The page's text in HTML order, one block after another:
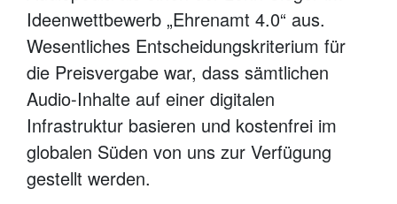
Ideenwettbewerb „Ehrenamt 4.0“ aus.
Wesentliches Entscheidungskriterium für
die Preisvergabe war, dass sämtlichen
Audio-Inhalte auf einer digitalen
Infrastruktur basieren und kostenfrei im
globalen Süden von uns zur Verfügung
gestellt werden.